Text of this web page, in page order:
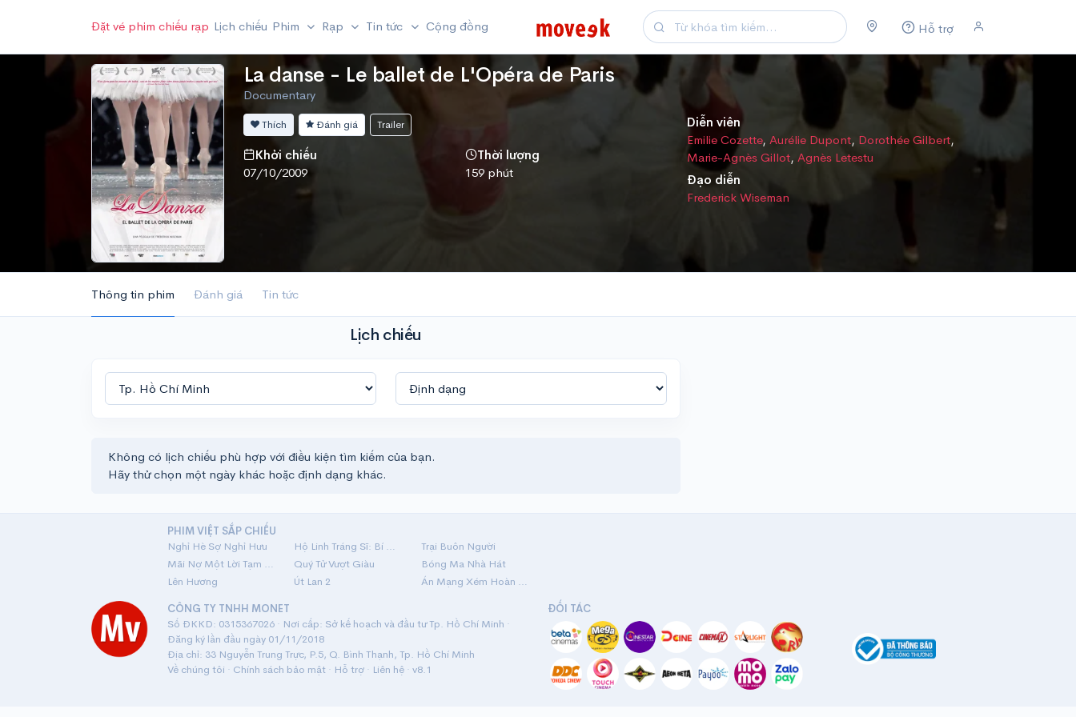
Hỗ trợ
Đặt vé phim chiếu rạp Lịch chiếu Phim Rạp Tin tức Cộng đồng
La danse - Le ballet de L'Opéra de Paris
Documentary
Thích Đánh giá Trailer
Khởi chiếu
07/10/2009
Thời lượng
159 phút
Diễn viên
Emilie Cozette,Aurélie Dupont, Dorothée Gilbert,
Marie-Agnès Gillot,Agnès Letestu
Đạo diễn
Frederick Wiseman
Thông tin phim Đánh giá Tin tức
Lịch chiếu
Không có lịch chiếu phù hợp với điều kiện tìm kiếm của bạn.
Hãy thử chọn một ngày khác hoặc định dạng khác.
PHIM VIỆT SẮP CHIẾU
Nghỉ Hè Sợ Nghỉ Hưu
Hộ Linh Tráng Sĩ: Bí Ẩn Mộ Vua Đinh
Trại Buôn Người
Mãi Nợ Một Lời Tạm Biệt
Quý Tử Vượt Giàu
Bóng Ma Nhà Hát
Lên Hương
Út Lan 2
Án Mạng Xém Hoàn Hảo
CÔNG TY TNHH MONET
Số ĐKKD: 0315367026 · Nơi cấp: Sở kế hoạch và đầu tư Tp. Hồ Chí Minh ·
Đăng ký lần đầu ngày 01/11/2018
Địa chỉ: 33 Nguyễn Trung Trực, P.5, Q. Bình Thạnh, Tp. Hồ Chí Minh
Về chúng tôi · Chính sách bảo mật· Hỗ trợ· Liên hệ· v8.1
ĐỐI TÁC